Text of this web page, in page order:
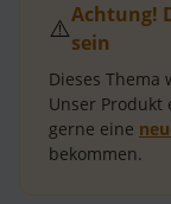
⚠️Achtung!
sein
Dieses Thema
Unser
gerne eine
bekommen.